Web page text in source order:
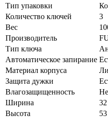
Тип упаковки
Количество ключей
3
Вес
Производитель
Тип ключа
Автоматическое запирание
Материал корпуса
Защита дужки
Влагозащищенность
Ширина
Высота